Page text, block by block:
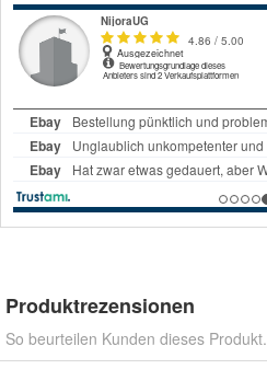
Produktrezensionen
So beurteilen Kunden dieses Produkt.